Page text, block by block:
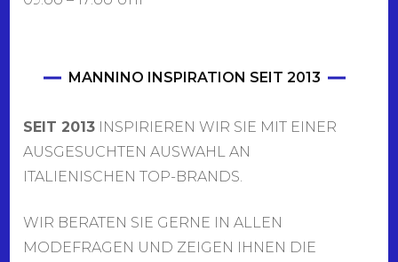
MANNINO INSPIRATION SEIT 2013
SEIT 2013 INSPIRIEREN WIR SIE MIT EINER
AUSGESUCHTEN AUSWAHL AN
ITALIENISCHEN TOP-BRANDS.
WIR BERATEN SIE GERNE IN ALLEN
MODEFRAGEN UND ZEIGEN IHNEN DIE